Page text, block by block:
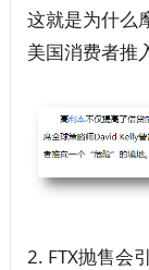
这就是为什么
美国消费者推
2. FTX抛售会